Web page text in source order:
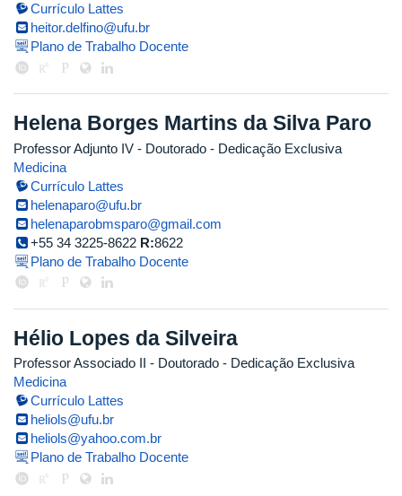
Currículo Lattes
heitor.delfino@ufu.br
Plano de Trabalho Docente
Helena Borges Martins da Silva Paro
Professor Adjunto IV - Doutorado - Dedicação Exclusiva
Medicina
Currículo Lattes
helenaparo@ufu.br
helenaparobmsparo@gmail.com
+55 34 3225-8622 R:8622
Plano de Trabalho Docente
Hélio Lopes da Silveira
Professor Associado II - Doutorado - Dedicação Exclusiva
Medicina
Currículo Lattes
heliols@ufu.br
heliols@yahoo.com.br
Plano de Trabalho Docente